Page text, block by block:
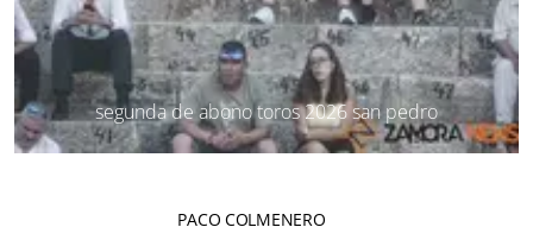
segunda de abono toros 2026 san pedro
PACO COLMENERO